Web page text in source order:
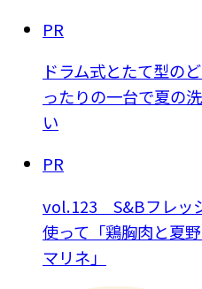
PR
ドラム式とたて型の
ったりの一台で夏の
い
PR
vol.123 S&Bフレッ
使って「鶏胸肉と夏
マリネ」